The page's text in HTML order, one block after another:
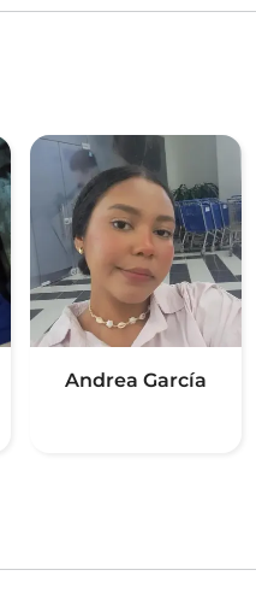
Andrea García